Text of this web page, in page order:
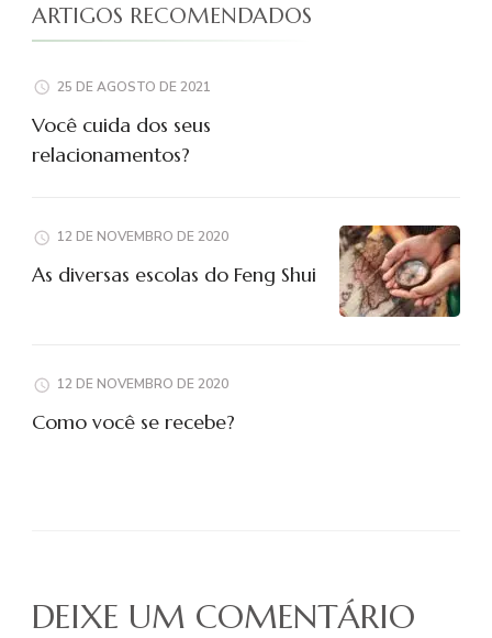
ARTIGOS RECOMENDADOS
25 DE AGOSTO DE 2021
Você cuida dos seus
relacionamentos?
12 DE NOVEMBRO DE 2020
As diversas escolas do Feng Shui
12 DE NOVEMBRO DE 2020
Como você se recebe?
DEIXE UM COMENTÁRIO